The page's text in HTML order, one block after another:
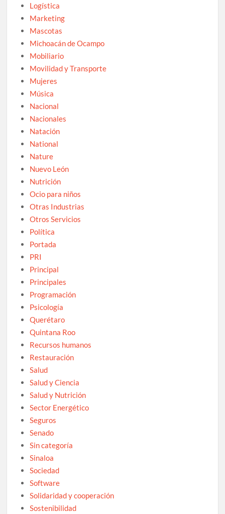
Logística
Marketing
Mascotas
Michoacán de Ocampo
Mobiliario
Movilidad y Transporte
Mujeres
Música
Nacional
Nacionales
Natación
National
Nature
Nuevo León
Nutrición
Ocio para niños
Otras Industrias
Otros Servicios
Política
Portada
PRI
Principal
Principales
Programación
Psicología
Querétaro
Quintana Roo
Recursos humanos
Restauración
Salud
Salud y Ciencia
Salud y Nutrición
Sector Energético
Seguros
Senado
Sin categoría
Sinaloa
Sociedad
Software
Solidaridad y cooperación
Sostenibilidad